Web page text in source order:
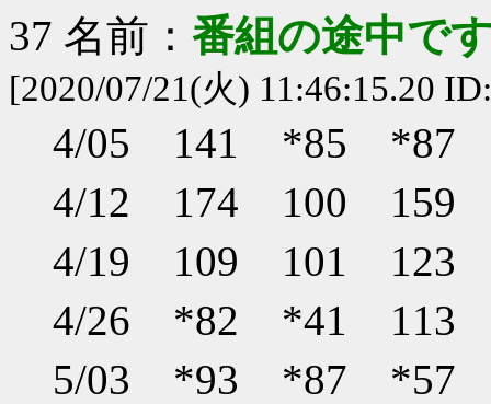
37 名前： 番組の途中で
[2020/07/21(火) 11:46:15.20
4/05 141 *85 *87
4/12 174 100
4/19 109 101
4/26 *82 *41
5/03 *93 *87